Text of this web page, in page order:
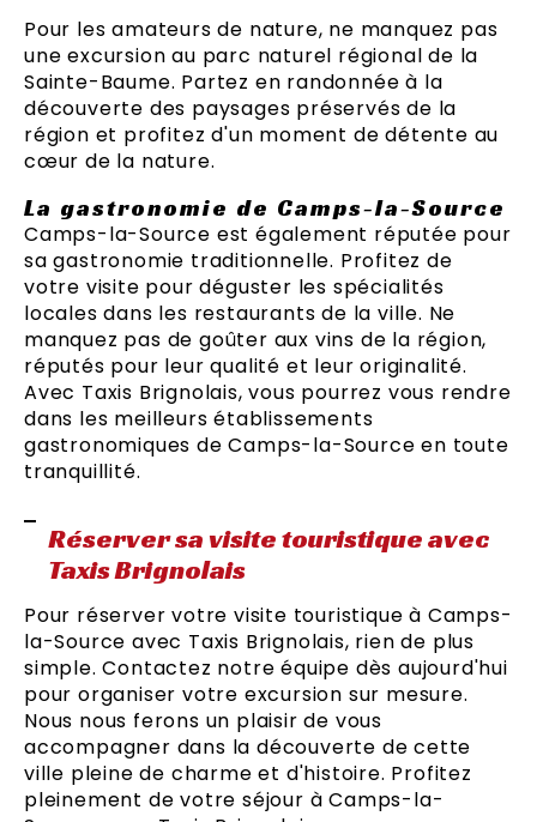
Pour les amateurs de nature, ne manquez pas
une excursion au parc naturel régional de la
Sainte-Baume. Partez en randonnée à la
découverte des paysages préservés de la
région et profitez d'un moment de détente au
cœur de la nature.
La gastronomie de Camps-la-Source
Camps-la-Source est également réputée pour
sa gastronomie traditionnelle. Profitez de
votre visite pour déguster les spécialités
locales dans les restaurants de la ville. Ne
manquez pas de goûter aux vins de la région,
réputés pour leur qualité et leur originalité.
Avec Taxis Brignolais, vous pourrez vous rendre
dans les meilleurs établissements
gastronomiques de Camps-la-Source en toute
tranquillité.
Réserver sa visite touristique avec
Taxis Brignolais
Pour réserver votre visite touristique à Camps-
la-Source avec Taxis Brignolais, rien de plus
simple. Contactez notre équipe dès aujourd'hui
pour organiser votre excursion sur mesure.
Nous nous ferons un plaisir de vous
accompagner dans la découverte de cette
ville pleine de charme et d'histoire. Profitez
pleinement de votre séjour à Camps-la-